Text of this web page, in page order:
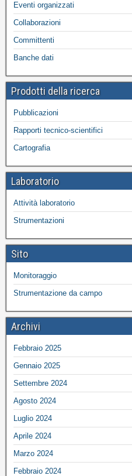
Eventi organizzati
Collaborazioni
Committenti
Banche dati
Prodotti della ricerca
Pubblicazioni
Rapporti tecnico-scientifici
Cartografia
Laboratorio
Attività laboratorio
Strumentazioni
Sito
Monitoraggio
Strumentazione da campo
Archivi
Febbraio 2025
Gennaio 2025
Settembre 2024
Agosto 2024
Luglio 2024
Aprile 2024
Marzo 2024
Febbraio 2024